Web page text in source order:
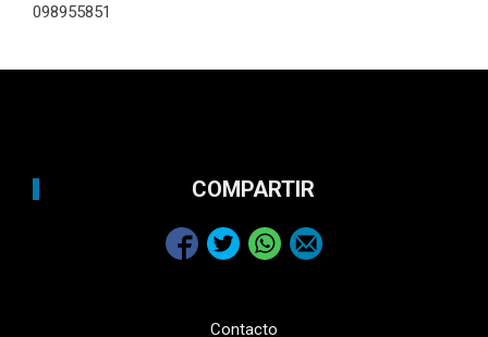
098955851
COMPARTIR
Contacto